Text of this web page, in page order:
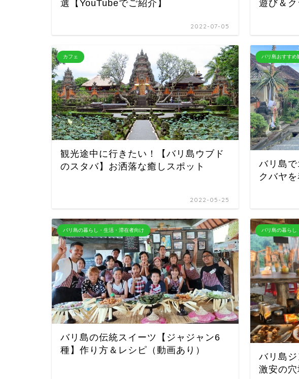
選【YouTubeでご紹介】
2022-07-05
遊び＆ク
カフェ
観光途中に行きたい！【バリ島ウブド
のスタバ】お洒落な癒しスポット
2022-05-25
バリ島おすすめ
バリ島で
クバヤ
バリ島の暮らし・生活・滞在者向け
バリ島の伝統スイーツ【ジャジャン6
種】作り方＆レシピ（動画あり）
バリ島の暮らし
バリ島
激安の